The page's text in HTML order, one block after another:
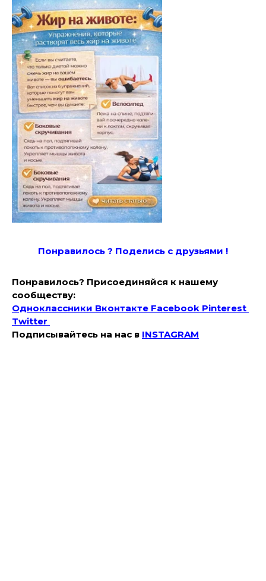
Понравилось ? Поделись с друзьями !
Понравилось? Присоединяйся к нашему
сообществу:
Одноклассники Вконтакте Facebook Pinterest
Twitter
Подписывайтесь на наc в INSTAGRAM